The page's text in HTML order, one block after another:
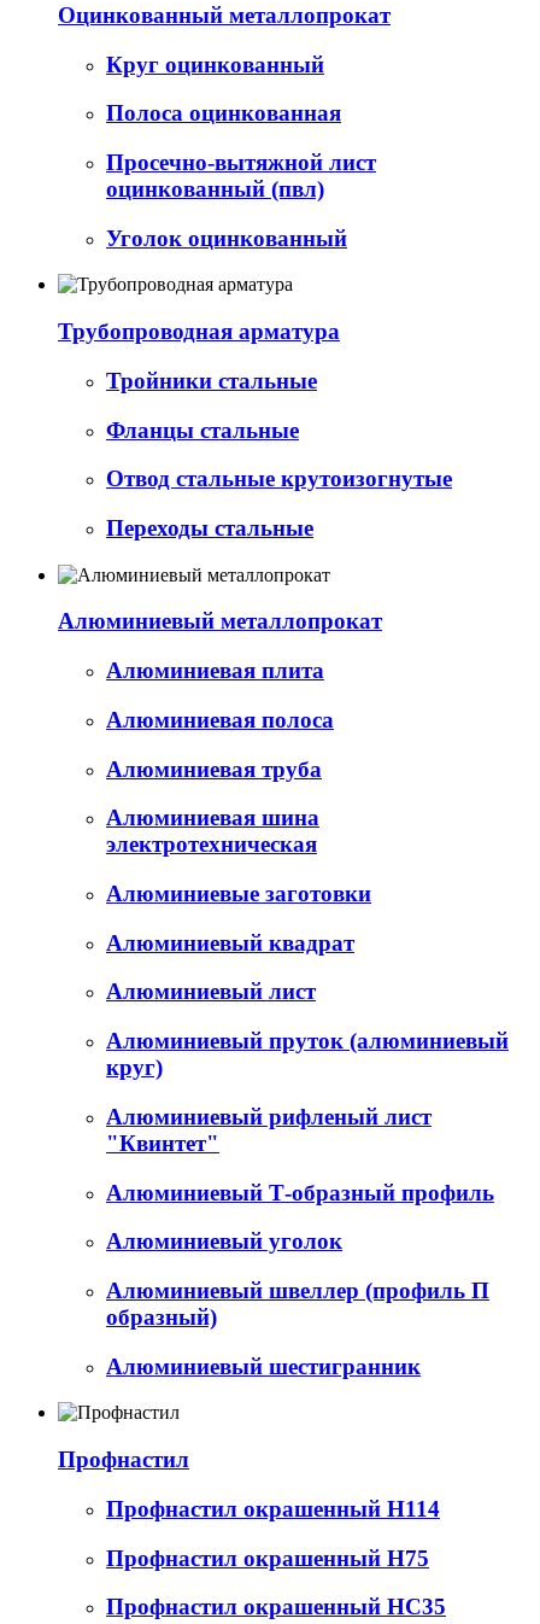
Оцинкованный металлопрокат
Круг оцинкованный
Полоса оцинкованная
Просечно-вытяжной лист
оцинкованный (пвл)
Уголок оцинкованный
Трубопроводная арматура
Тройники стальные
Фланцы стальные
Отвод стальные крутоизогнутые
Переходы стальные
Алюминиевый металлопрокат
Алюминиевая плита
Алюминиевая полоса
Алюминиевая труба
Алюминиевая шина
электротехническая
Алюминиевые заготовки
Алюминиевый квадрат
Алюминиевый лист
Алюминиевый пруток (алюминиевый
круг)
Алюминиевый рифленый лист
"Квинтет"
Алюминиевый Т-образный профиль
Алюминиевый уголок
Алюминиевый швеллер (профиль П
образный)
Алюминиевый шестигранник
Профнастил
Профнастил окрашенный Н114
Профнастил окрашенный Н75
Профнастил окрашенный НС35